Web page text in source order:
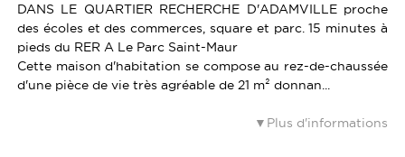
DANS LE QUARTIER RECHERCHE D'ADAMVILLE proche
des écoles et des commerces, square et parc. 15 minutes à
pieds du RER A Le Parc Saint-Maur
Cette maison d'habitation se compose au rez-de-chaussée
d'une pièce de vie très agréable de 21 m² donnan...
Plus d'informations